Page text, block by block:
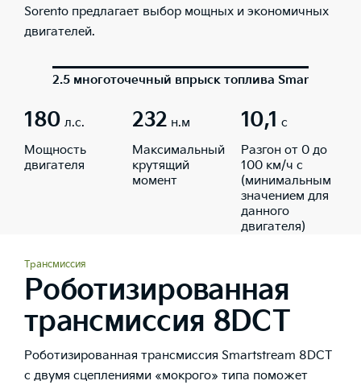
Sorento предлагает выбор мощных и экономичных
двигателей.
2.5 многоточечный впрыск топлива
180 л.с.
Мощность
двигателя
232 н.м
Максимальный
крутящий
момент
10,1 с
Разгон от 0 до
100 км/ч с
(минимальным
значением для
данного
двигателя)
Трансмиссия
Роботизированная
трансмиссия 8DCT
Роботизированная трансмиссия Smartstream 8DCT
с двумя сцеплениями «мокрого» типа поможет